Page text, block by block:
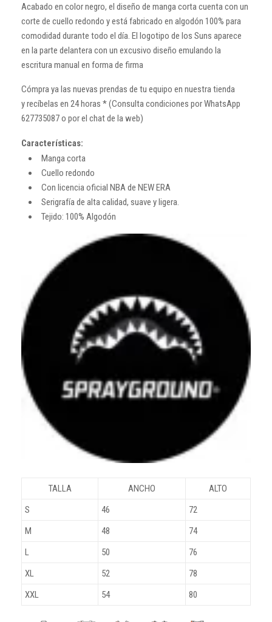
Acabado en color negro, el diseño de manga corta cuenta con un
corte de cuello redondo y está fabricado en algodón 100% para
comodidad durante todo el día. El logotipo de los Suns aparece
en la parte delantera con un excusivo diseño emulando la
escritura manual en forma de firma
Cómpra ya las nuevas prendas de tu equipo en nuestra tienda
y recíbelas en 24 horas * (Consulta condiciones por WhatsApp
627735087 o por el chat de la web)
Características:
Manga corta
Cuello redondo
Con licencia oficial NBA de NEW ERA
Serigrafía de alta calidad, suave y ligera.
Tejido: 100% Algodón
TALLA ANCHO
ALTO
S
46
72
M
48
74
L
50
76
XL
52
78
XXL
54 80